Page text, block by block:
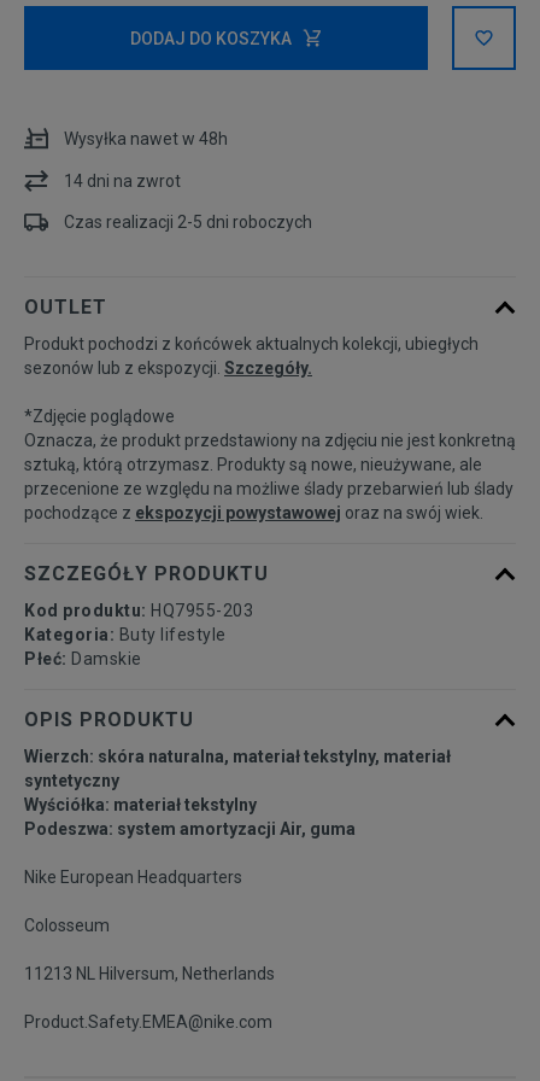
36 22,5 cm
36,5 23 cm Powiadom o dostępności
38 24 cm
38,5 24,5 cm
39 25 cm Powiadom o dostępności
40 25,5 cm
40,5 26 cm
DODAJ DO KOSZYKA
Wysyłka nawet w 48h
14 dni na zwrot
Czas realizacji 2-5 dni roboczych
OUTLET
Produkt pochodzi z końcówek aktualnych kolekcji, ubiegłych
sezonów lub z ekspozycji. Szczegóły.
*Zdjęcie poglądowe
Oznacza, że produkt przedstawiony na zdjęciu nie jest konkretną
sztuką, którą otrzymasz. Produkty są nowe, nieużywane, ale
przecenione ze względu na możliwe ślady przebarwień lub ślady
pochodzące z ekspozycji powystawowej oraz na swój wiek.
SZCZEGÓŁY PRODUKTU
Kod produktu: HQ7955-203
Kategoria: Buty lifestyle
Płeć: Damskie
OPIS PRODUKTU
Wierzch: skóra naturalna, materiał tekstylny, materiał
syntetyczny
Wyściółka: materiał tekstylny
Podeszwa: system amortyzacji Air, guma
Nike European Headquarters
Colosseum
11213 NL Hilversum, Netherlands
Product.Safety.EMEA@nike.com